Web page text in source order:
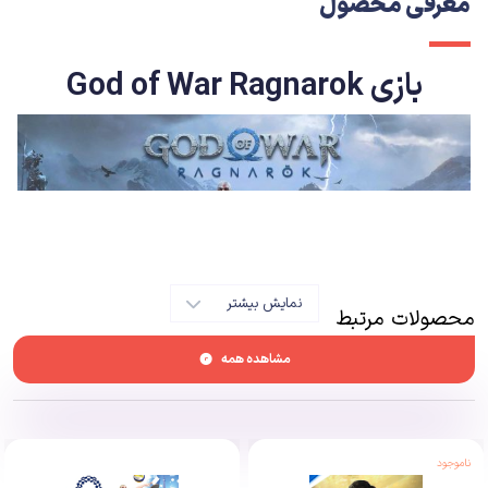
بازی God of War Ragnarok
نمایش بیشتر محصولات مرتبط
مشاهده همه
ناموجود